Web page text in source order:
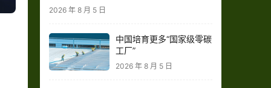
2026 年 8 月 5 日
中国培育更多“国家级零碳
工厂”
2026 年 8 月 5 日